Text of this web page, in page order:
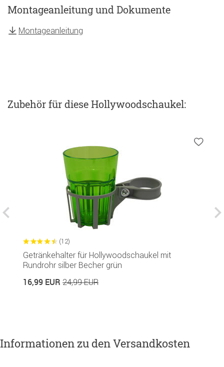
Montageanleitung und Dokumente
Montageanleitung
Zubehörfür diese Hollywoodschaukel:
(12)
Getränkehalter für Hollywoodschaukel mit
Rundrohr silber Becher grün
16,99 EUR 24,99 EUR
Informationen zu den Versandkosten